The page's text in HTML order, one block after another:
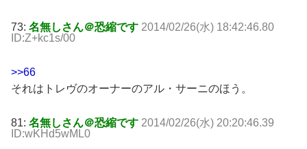
73: 名無しさん＠恐縮です 2014/02/26(水) 18:42:46.80
ID:Z+kc1s/00
>>66
それはトレヴのオーナーのアル・サーニのほう。
81: 名無しさん＠恐縮です 2014/02/26(水) 20:20:46.39
ID:wKHd5wML0